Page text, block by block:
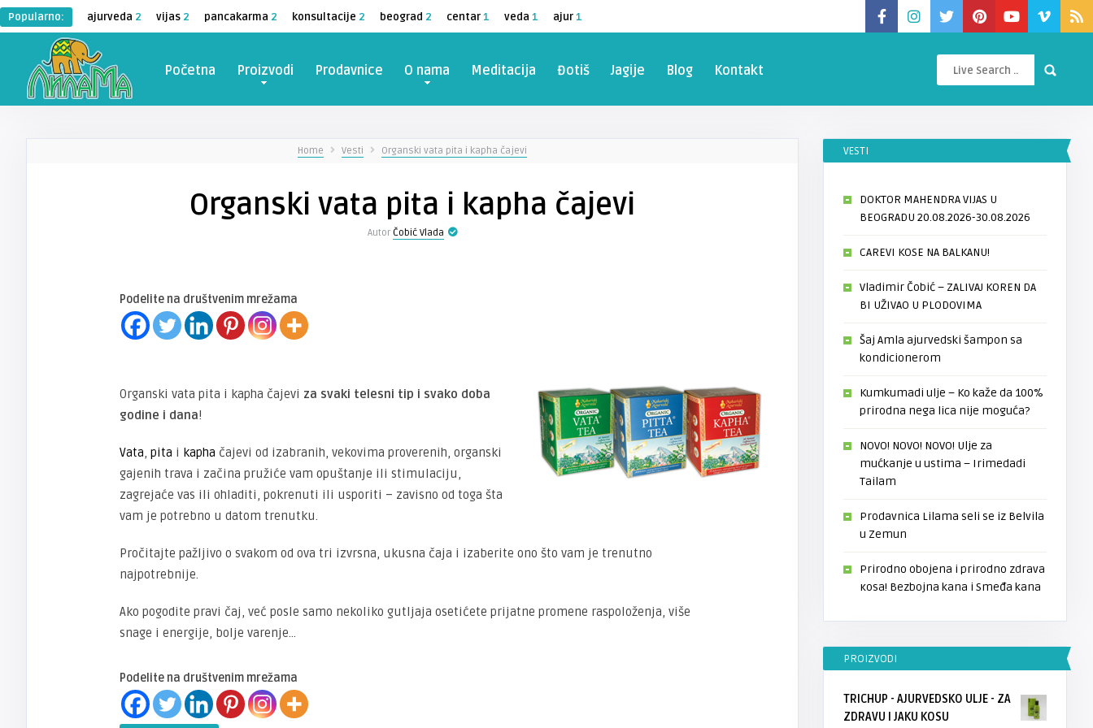
Popularno: ajurveda 2 vijas 2 pancakarma 2 konsultacije 2 beograd 2 centar1 veda 1 ajur1
Početna Proizvodi Prodavnice O nama Meditacija Đotiš Jagije Blog Kontakt
Home Vesti Organski vata pita i kapha čajevi
Organski vata pita i kapha čajevi
Autor Čobić Vlada
Podelite na društvenim mrežama
Organski vata pita i kapha čajevi za svaki telesni tip i svako doba
godine i dana!
Vata, pita i kapha čajevi od izabranih, vekovima proverenih, organski
gajenih trava i začina pružiće vam opuštanje ili stimulaciju,
zagrejaće vas ili ohladiti, pokrenuti ili usporiti – zavisno od toga šta
vam je potrebno u datom trenutku.
Pročitajte pažljivo o svakom od ova tri izvrsna, ukusna čaja i izaberite ono što vam je trenutno
najpotrebnije.
Ako pogodite pravi čaj, već posle samo nekoliko gutljaja osetićete prijatne promene raspoloženja, više
snage i energije, bolje varenje…
Podelite na društvenim mrežama
VESTI
DOKTOR MAHENDRA VIJAS U
BEOGRADU 20.08.2026-30.08.2026
CAREVI KOSE NA BALKANU!
Vladimir Čobić – ZALIVAJ KOREN DA
BI UŽIVAO U PLODOVIMA
Šaj Amla ajurvedski šampon sa
kondicionerom
Kumkumadi ulje – Ko kaže da 100%
prirodna nega lica nije moguća?
NOVO! NOVO! NOVO! Ulje za
mućkanje u ustima – Irimedadi
Tailam
Prodavnica Lilama seli se iz Belvila
u Zemun
Prirodno obojena i prirodno zdrava
кosa! Bezbojna kana i Smeđa kana
PROIZVODI
TRICHUP - AJURVEDSKO ULJE - ZA
ZDRAVU I JAKU KOSU